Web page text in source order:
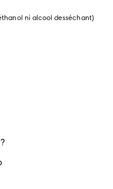
ni alcool desséchant)